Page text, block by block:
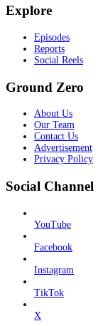
Explore
Episodes
Reports
Social Reels
Ground Zero
About Us
Our Team
Contact Us
Advertisement
Privacy Policy
Social Channel
YouTube
Facebook
Instagram
TikTok
X